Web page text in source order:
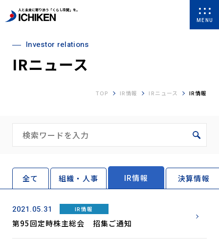
人と未来に寄り添う「くらし空間」を。
MENU
Investor relations
IRニュース
TOP IR情報 IRニュース IR情報
全て 組織・人事 IR情報 決算情報
2021.05.31 IR情報
第95回定時株主総会 招集ご通知